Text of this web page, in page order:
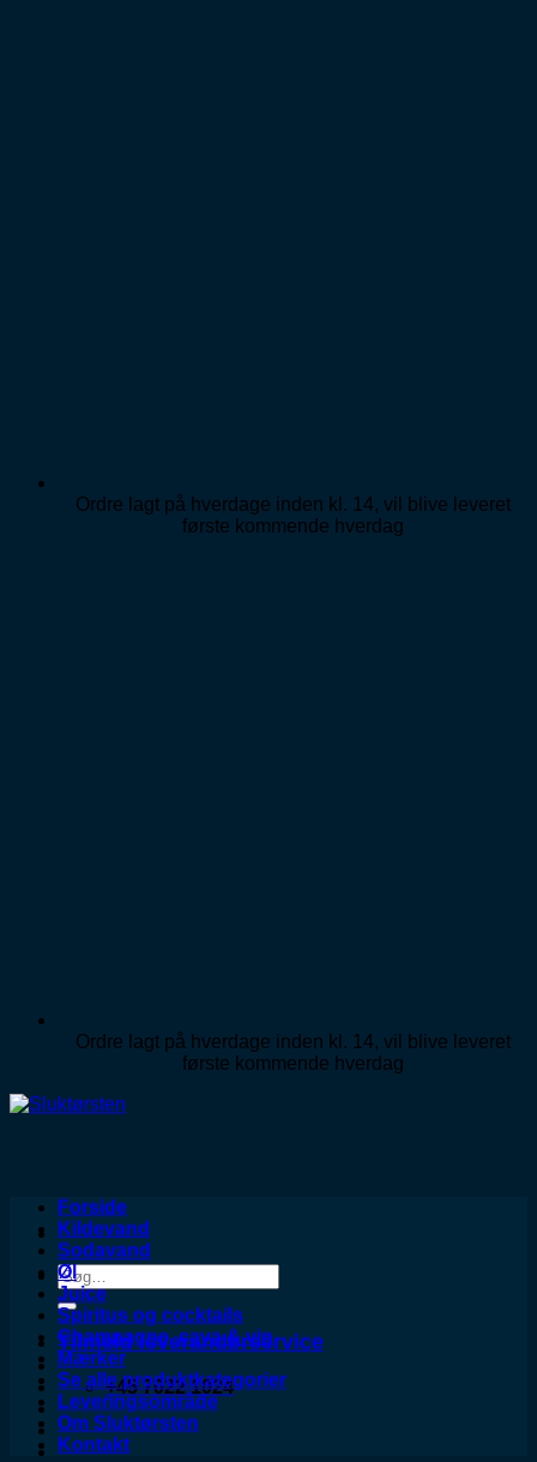
Ordre lagt på hverdage inden kl. 14, vil blive leveret
første kommende hverdag
Ordre lagt på hverdage inden kl. 14, vil blive leveret
første kommende hverdag
Søg
efter:
Tilmeld leverandørservice
+45 7022 1024
Forside
Kildevand
Sodavand
Øl
Juice
Spiritus og cocktails
Champagne, cava & vin
Mærker
Se alle produktkategorier
Leveringsområde
Om Sluktørsten
Kontakt